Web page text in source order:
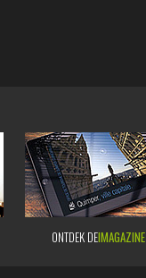
ONTDEK DEIMAGAZINE